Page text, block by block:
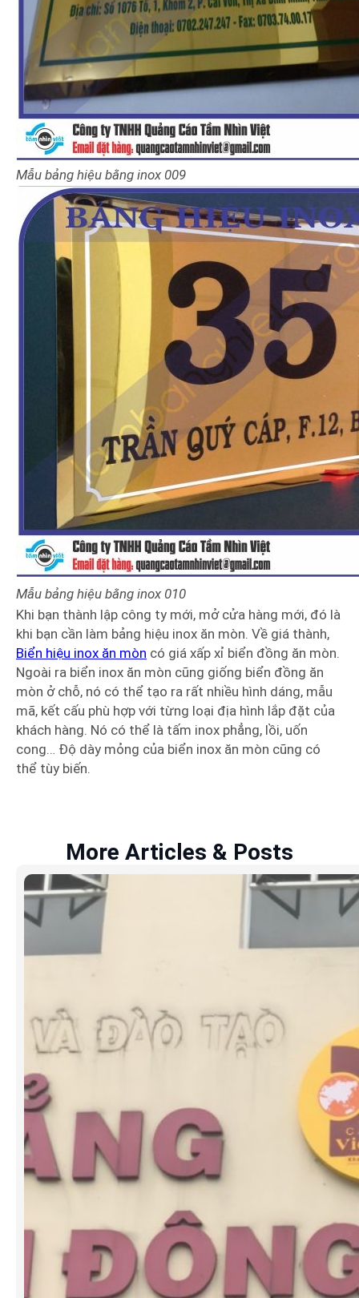
Mẫu bảng hiệu bằng inox 009
Mẫu bảng hiệu bằng inox 010
Khi bạn thành lập công ty mới, mở cửa hàng mới, đó là
khi bạn cần làm bảng hiệu inox ăn mòn. Về giá thành,
Biển hiệu inox ăn mòn có giá xấp xỉ biển đồng ăn mòn.
Ngoài ra biển inox ăn mòn cũng giống biển đồng ăn
mòn ở chỗ, nó có thể tạo ra rất nhiều hình dáng, mẫu
mã, kết cấu phù hợp với từng loại địa hình lắp đặt của
khách hàng. Nó có thể là tấm inox phẳng, lồi, uốn
cong… Độ dày mỏng của biển inox ăn mòn cũng có
thể tùy biến.
More Articles & Posts